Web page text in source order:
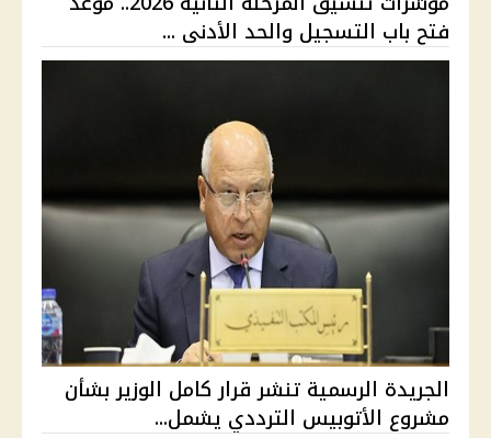
فتح باب التسجيل والحد الأدنى ...
الجريدة الرسمية تنشر قرار كامل الوزير بشأن
مشروع الأتوبيس الترددي يشمل...